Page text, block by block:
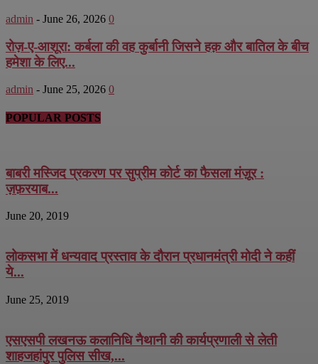
admin - June 26, 2026 0
रोज़-ए-आशूरा: कर्बला की वह कुर्बानी जिसने हक़ और बातिल के बीच
हमेशा के लिए...
admin - June 25, 2026 0
POPULAR POSTS
बाबरी मस्जिद प्रकरण पर सुप्रीम कोर्ट का फैसला मंज़ूर :
ज़फ़रयाब...
June 20, 2019
लोकसभा में धन्यवाद प्रस्ताव के दौरान प्रधानमंत्री मोदी ने कहीं
ये...
June 25, 2019
एसएसपी लखनऊ कलानिधि नैथानी की कार्यप्रणाली से लेती
शाहजहांपुर पुलिस सीख,...